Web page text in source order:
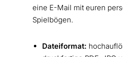
eine E-Mail mit euren
Spielbögen.
Dateiformat: